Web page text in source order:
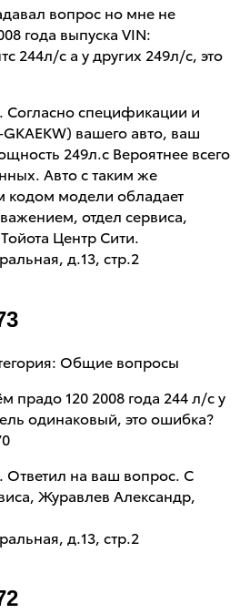
вопрос но мне не
года выпуска VIN:
244л/с а у других 249л/с, это
спецификации и
вашего авто, ваш
249л.с Вероятнее всего
Авто с таким же
кодом модели обладает
отдел сервиса,
Центр Сити.
д.13, стр.2
Общие вопросы
прадо 120 2008 года 244 л/с у
одинаковый, это ошибка?
на ваш вопрос. С
Журавлев Александр,
д.13, стр.2